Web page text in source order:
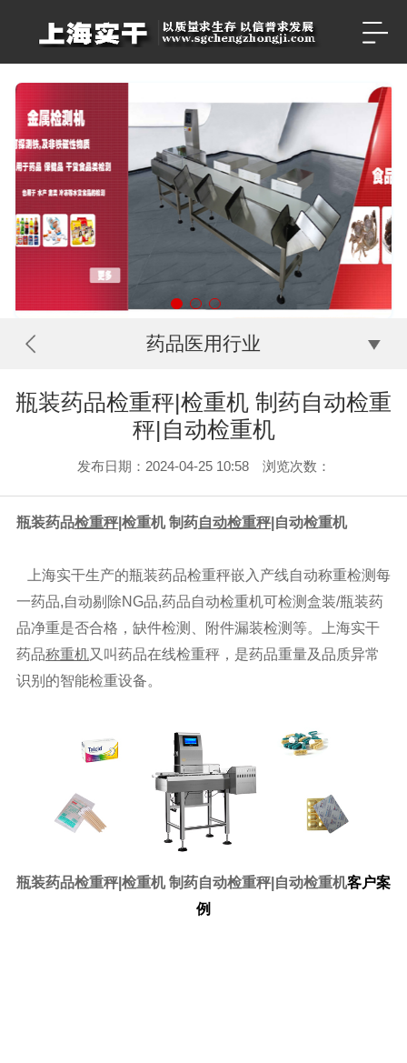
药品医用行业
瓶装药品检重秤|检重机 制药自动检重
秤|自动检重机
发布日期：2024-04-25 10:58 浏览次数：
瓶装药品检重秤|检重机 制药自动检重秤|自动检重机
上海实干生产的瓶装药品检重秤嵌入产线自动称重检测每
一药品,自动剔除NG品,药品自动检重机可检测盒装/瓶装药
品净重是否合格，缺件检测、附件漏装检测等。上海实干
药品称重机又叫药品在线检重秤，是药品重量及品质异常
识别的智能检重设备。
瓶装药品检重秤|检重机 制药自动检重秤|自动检重机客户案
例